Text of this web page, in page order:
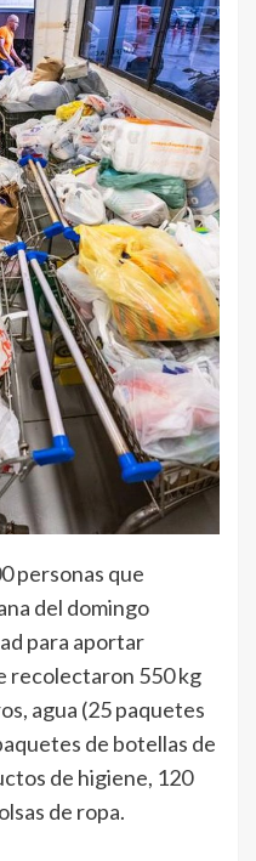
personas que
del domingo
para aportar
recolectaron 550 kg
agua (25 paquetes
de botellas de
de higiene, 120
de ropa.